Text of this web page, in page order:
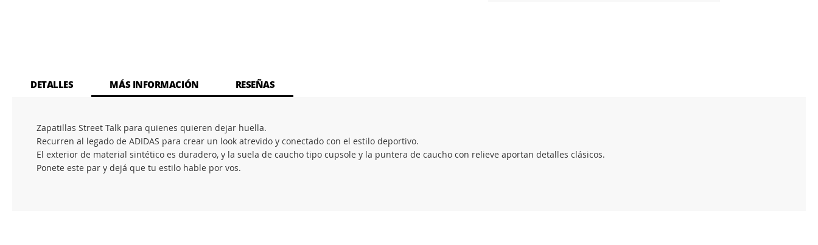
DETALLES
Zapatillas Street Talk para quienes quieren dejar huella.
Recurren al legado de ADIDAS para crear un look atrevido y conectado con el estilo deportivo.
El exterior de material sintético es duradero, y la suela de caucho tipo cupsole y la puntera de caucho con relieve aportan detalles clásicos.
Ponete este par y dejá que tu estilo hable por vos.
MÁS INFORMACIÓN RESEÑAS